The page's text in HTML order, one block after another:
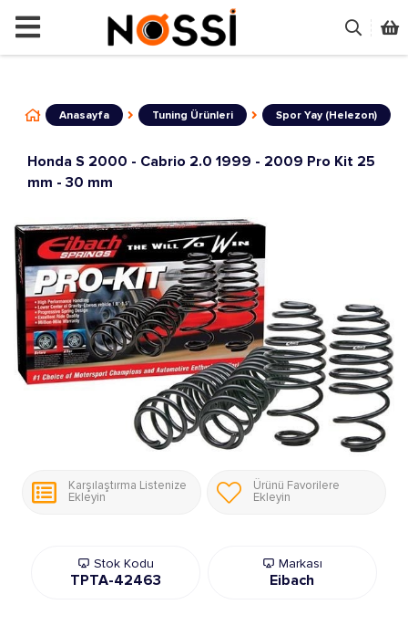
ÜRÜNLERİN TAMAMI DEMODUR
Anasayfa Tuning Ürünleri Spor Yay (Helezon)
Honda S 2000 - Cabrio 2.0 1999 - 2009 Pro Kit 25
mm - 30 mm
Karşılaştırma Listenize
Ekleyin
Ürünü Favorilere
Ekleyin
Stok Kodu
TPTA-42463
Markası
Eibach